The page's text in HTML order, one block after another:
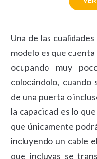
Una de las
modelo es que
ocupando muy
colocándolo, cuando
de una puerta o
la capacidad es lo
que únicamente
incluyendo un cable
que incluyas se